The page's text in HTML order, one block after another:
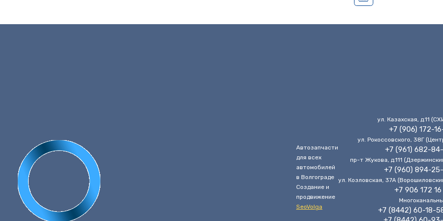
Автозапчасти
для всех
автомобилей
в Волгограде
Cоздание и
продвижение
SeoVolga
ул. Казахская, д.11
+7 (906) 172-
ул. Рокоссовского, 38Г
+7 (961) 682-
пр-т Жукова, д.111
+7 (960) 894-
ул. Козловская, 37А
+7 906 172
+7 (8442) 60-18-